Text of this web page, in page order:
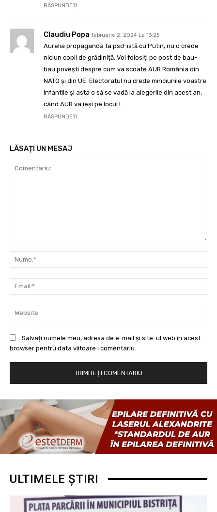
RĂSPUNDEȚI
Claudiu Popa februarie 2, 2024 La 13:25
Aurelia propaganda ta psd-istă cu Putin, nu o crede
niciun copil de grădiniță. Voi folosiți pe post de bau-
bau povești despre cum va scoate AUR România din
NATO și din UE. Electoratul nu crede minciunile voastre
infantile și asta o să se vadă la alegerile din acest an,
când AUR va ieși pe locul I.
RĂSPUNDEȚI
LĂSAȚI UN MESAJ
Salvați numele meu, adresa de e-mail și site-ul web în acest
browser pentru data viitoare i comentariu.
ULTIMELE ȘTIRI